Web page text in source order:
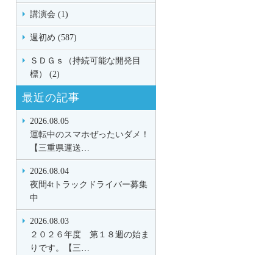
講演会 (1)
週初め (587)
ＳＤＧｓ（持続可能な開発目
標） (2)
最近の記事
2026.08.05
運転中のスマホぜったいダメ！
【三重県運送…
2026.08.04
夜間4tトラックドライバー募集
中
2026.08.03
２０２６年度 第１８週の始ま
りです。【三…